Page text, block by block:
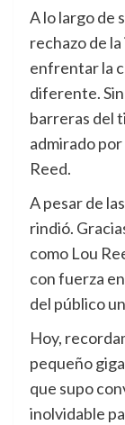
A lo largo de
rechazo de
enfrentar la
diferente.
barreras del
admirado
Reed.
A pesar de
rindió.
como Lou
con fuerza
del público
Hoy,
pequeño
que supo
inolvidable